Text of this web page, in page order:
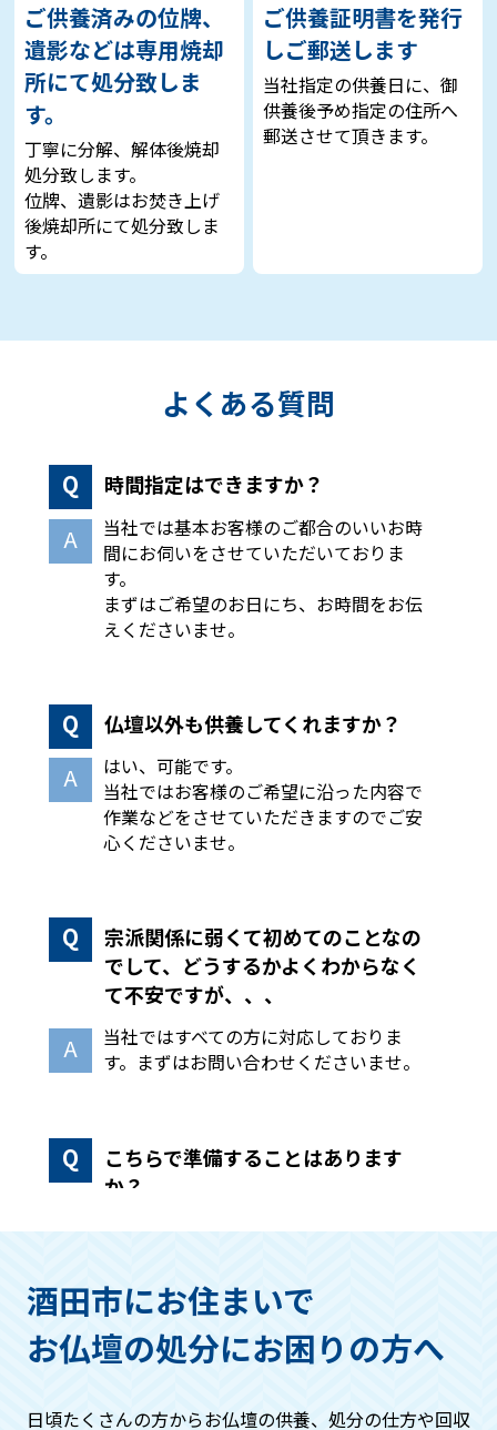
ご供養済みの位牌、
遺影などは専用焼却
所にて処分致しま
す。
丁寧に分解、解体後焼却
処分致します。
位牌、遺影はお焚き上げ
後焼却所にて処分致しま
す。
ご供養証明書を発行
しご郵送します
当社指定の供養日に、御
供養後予め指定の住所へ
郵送させて頂きます。
よくある質問
時間指定はできますか？
当社では基本お客様のご都合のいいお時
間にお伺いをさせていただいておりま
す。
まずはご希望のお日にち、お時間をお伝
えくださいませ。
仏壇以外も供養してくれますか？
はい、可能です。
当社ではお客様のご希望に沿った内容で
作業などをさせていただきますのでご安
心くださいませ。
宗派関係に弱くて初めてのことなの
でして、どうするかよくわからなく
て不安ですが、、、
当社ではすべての方に対応しておりま
す。まずはお問い合わせくださいませ。
こちらで準備することはあります
か？
手続きや回収作業などはこちらで全て行
ただき、回収する仏具などは箱などにお
入れください。
酒田市にお住まいで
お仏壇の処分にお困りの方へ
日頃たくさんの方からお仏壇の供養、処分の仕方や回収